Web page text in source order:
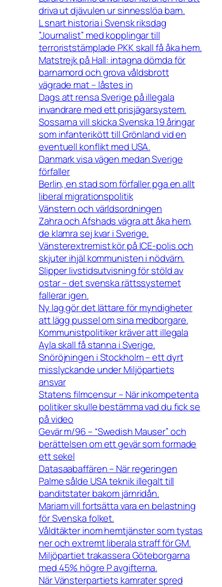
driva ut djävulen ur sinnesslöa barn.
L snart historia i Svensk riksdag
”Journalist” med kopplingar till
terroriststämplade PKK skall få åka hem.
Matstrejk på Hall: intagna dömda för
barnamord och grova våldsbrott
vägrade mat – låstes in
Dags att rensa Sverige på illegala
invandrare med ett prisjägarsystem.
Sossarna vill skicka Svenska 19 åringar
som infanterikött till Grönland vid en
eventuell konflikt med USA.
Danmark visa vägen medan Sverige
förfaller
Berlin, en stad som förfaller pga en allt
liberal migrationspolitik
Vänstern och världsordningen
Zahra och Afshads vägra att åka hem,
de klamra sej kvar i Sverige.
Vänsterextremist kör på ICE-polis och
skjuter ihjäl kommunisten i nödvärn.
Slipper livstidsutvisning för stöld av
ostar – det svenska rättssystemet
fallerar igen.
Ny lag gör det lättare för myndigheter
att lägg pussel om sina medborgare.
Kommunistpolitiker kräver att illegala
Ayla skall få stanna i Sverige.
Snöröjningen i Stockholm – ett dyrt
misslyckande under Miljöpartiets
ansvar
Statens filmcensur – När inkompetenta
politiker skulle bestämma vad du fick se
på video
Gevär m/96 – “Swedish Mauser” och
berättelsen om ett gevär som formade
ett sekel
Datasaabaffären – När regeringen
Palme sålde USA teknik illegalt till
banditstater bakom järnridån.
Mariam vill fortsätta vara en belastning
för Svenska folket.
Våldtäkter inom hemtjänster som tystas
ner och extremt liberala straff för GM.
Miljöpartiet trakassera Göteborgarna
med 45% högre P avgifterna.
När Vänsterpartiets kamrater spred